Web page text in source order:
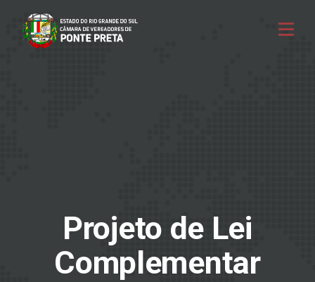
Projeto de Lei
Complementar